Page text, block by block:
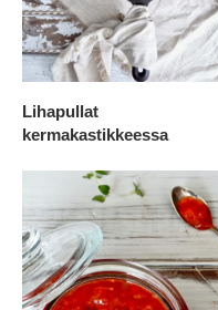
Lihapullat
kermakastikkeessa